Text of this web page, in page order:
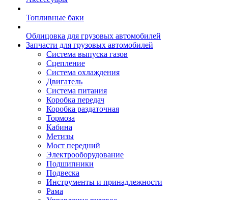
Топливные баки
Облицовка для грузовых автомобилей
Запчасти для грузовых автомобилей
Система выпуска газов
Сцепление
Система охлаждения
Двигатель
Система питания
Коробка передач
Коробка раздаточная
Тормоза
Кабина
Метизы
Мост передний
Электрооборудование
Подшипники
Подвеска
Инструменты и принадлежности
Рама